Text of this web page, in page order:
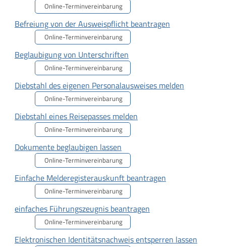
Online-Terminvereinbarung
Befreiung von der Ausweispflicht beantragen
Online-Terminvereinbarung
Beglaubigung von Unterschriften
Online-Terminvereinbarung
Diebstahl des eigenen Personalausweises melden
Online-Terminvereinbarung
Diebstahl eines Reisepasses melden
Online-Terminvereinbarung
Dokumente beglaubigen lassen
Online-Terminvereinbarung
Einfache Melderegisterauskunft beantragen
Online-Terminvereinbarung
einfaches Führungszeugnis beantragen
Online-Terminvereinbarung
Elektronischen Identitätsnachweis entsperren lassen